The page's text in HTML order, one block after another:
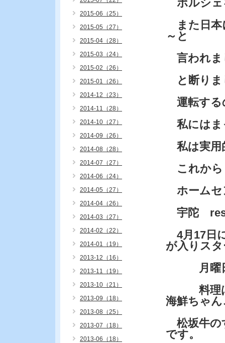
ポルシェ
また日本
～と
言われま
と断りま
運転する
私にはま
私は実用
これから
ホームセ
宇陀
4月17日
が入りス
月曜日
料理は
海鮮ちゃん
松坂牛の
です。
2015-06（25）
2015-05（27）
2015-04（28）
2015-03（24）
2015-02（26）
2015-01（26）
2014-12（23）
2014-11（28）
2014-10（27）
2014-09（26）
2014-08（28）
2014-07（27）
2014-06（24）
2014-05（27）
2014-04（26）
2014-03（27）
2014-02（22）
2014-01（19）
2013-12（16）
2013-11（19）
2013-10（21）
2013-09（18）
2013-08（25）
2013-07（18）
2013-06（18）